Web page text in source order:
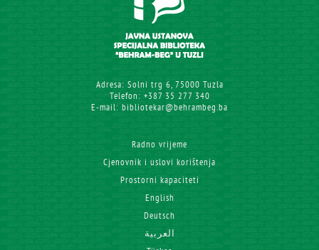
Adresa: Solni trg 6, 75000 Tuzla
Telefon: +387 35 277 340
E-mail: bibliotekar@behrambeg.ba
Radno vrijeme
Cjenovnik i uslovi korištenja
Prostorni kapaciteti
English
Deutsch
العربية